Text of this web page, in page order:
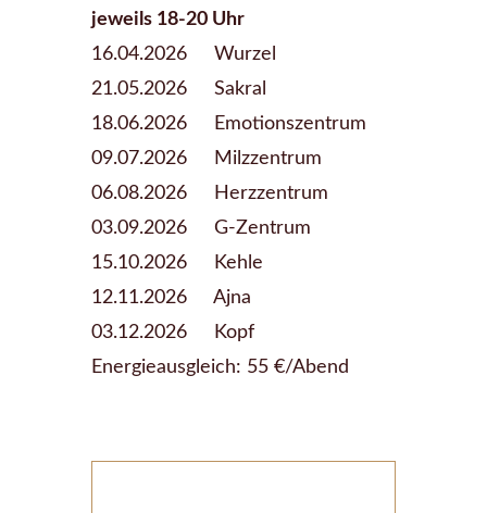
jeweils 18-20 Uhr
16.04.2026 Wurzel
21.05.2026 Sakral
18.06.2026 Emotionszentrum
09.07.2026 Milzzentrum
06.08.2026 Herzzentrum
03.09.2026 G-Zentrum
15.10.2026 Kehle
12.11.2026 Ajna
03.12.2026 Kopf
Energieausgleich: 55 €/Abend